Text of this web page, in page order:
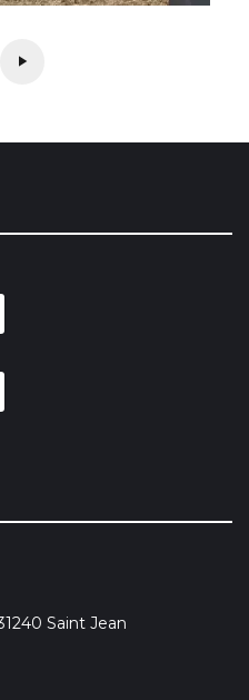
Saint Jean